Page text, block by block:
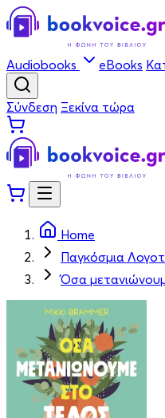
Audiobooks eBooks
Σύνδεση Ξεκίνα τώρα
Home
Παγκόσμια
Όσα